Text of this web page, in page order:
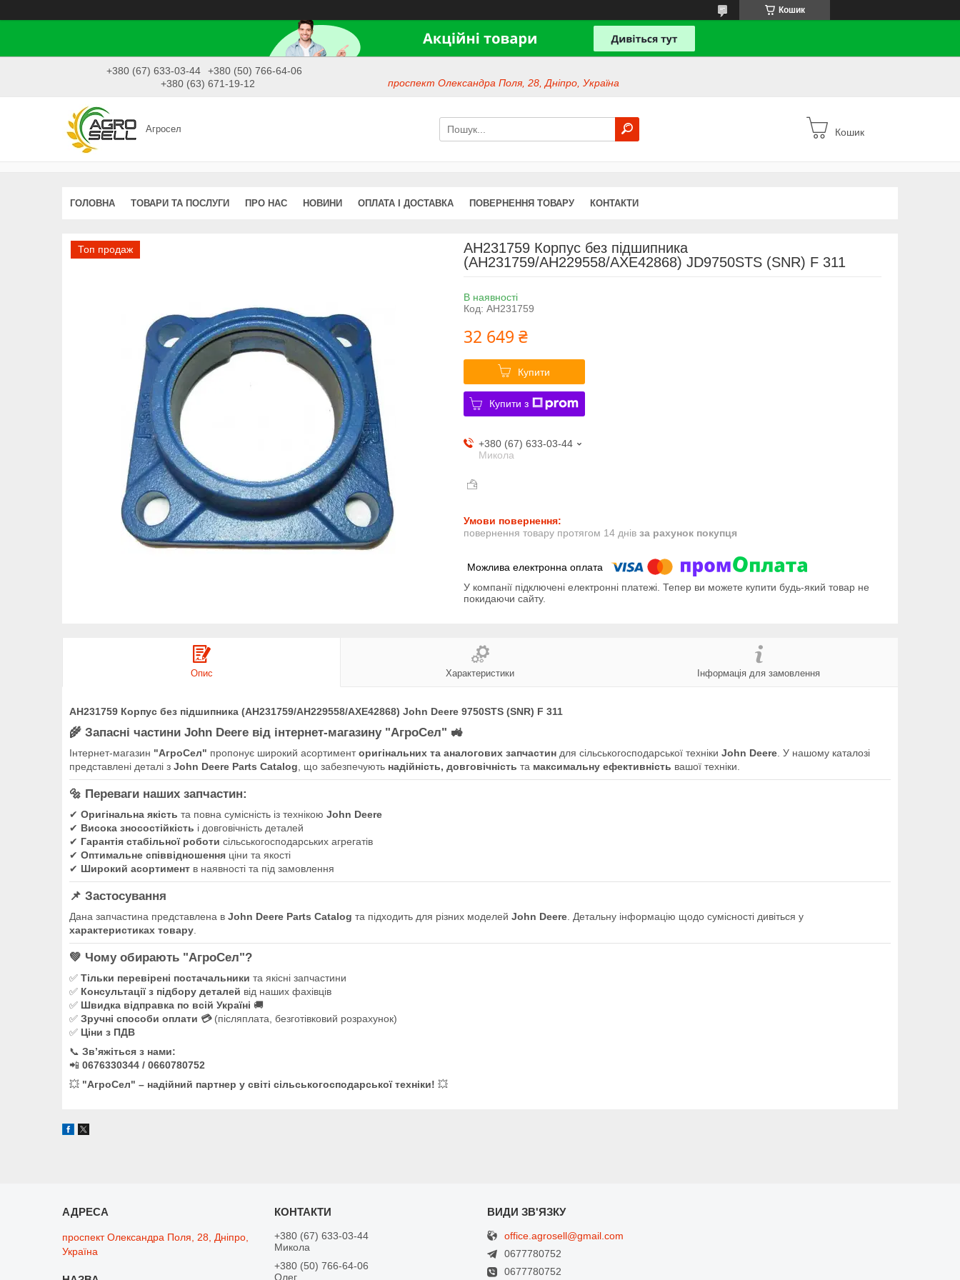
Кошик
+380 (67) 633-03-44
+380 (50) 766-64-06
+380 (63) 671-19-12
проспект Олександра Поля, 28, Дніпро, Україна
Агросел Кошик
ГОЛОВНА ТОВАРИ ТА ПОСЛУГИ ПРО НАС НОВИНИ ОПЛАТА І ДОСТАВКА ПОВЕРНЕННЯ ТОВАРУ КОНТАКТИ
Топ продаж
AH231759 Корпус без підшипника
(AH231759/AH229558/AXE42868) JD9750STS (SNR) F 311
В наявності
Код: AH231759
32 649 ₴
Купити
Купити з
+380 (67) 633-03-44
Микола
повернення товару протягом 14 днів за рахунок покупця
У компанії підключені електронні платежі. Тепер ви можете купити будь-який товар не
покидаючи сайту.
Опис Характеристики Інформація для замовлення
AH231759 Корпус без підшипника (AH231759/AH229558/AXE42868) John Deere 9750STS (SNR) F 311
🌾 Запасні частини John Deere від інтернет-магазину "АгроСел" 🚜
Інтернет-магазин "АгроСел" пропонує широкий асортименторигінальних та аналогових запчастин для сільськогосподарської техніки John Deere . У нашому каталозі
представлені деталі з John Deere Parts Catalog , що забезпечують надійність, довговічність та максимальну ефективність вашої техніки.
🔩 Переваги наших запчастин:
✔ Оригінальна якість та повна сумісність із технікою John Deere
✔ Висока зносостійкість і довговічність деталей
✔ Гарантія стабільної роботи сільськогосподарських агрегатів
✔ Оптимальне співвідношення ціни та якості
✔ Широкий асортимент в наявності та під замовлення
📌 Застосування
Дана запчастина представлена в John Deere Parts Catalog та підходить для різних моделей John Deere . Детальну інформацію щодо сумісності дивіться у
характеристиках товару
💚 Чому обирають "АгроСел"?
✅ Тільки перевірені постачальники та якісні запчастини
✅ Консультації з підбору деталей від наших фахівців
✅ Швидка відправка по всій Україні 🚚
✅ Зручні способи оплати 💳(післяплата, безготівковий розрахунок)
✅ Ціни з ПДВ
📞 Зв’яжіться з нами:
📲 0676330344 / 0660780752
💥 "АгроСел" – надійний партнер у світі сільськогосподарської техніки! 💥
проспект Олександра Поля, 28, Дніпро,
Україна
+380 (67) 633-03-44
Микола
+380 (50) 766-64-06
Олег
office.agrosell@gmail.com
0677780752
0677780752